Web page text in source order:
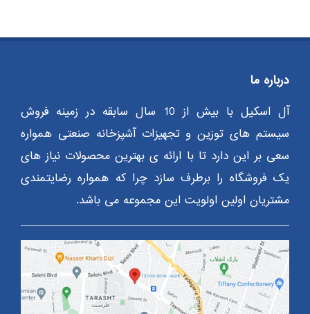
درباره ما
آل اسکیل با بیش از 10 سال سابقه در زمینه فروش
سیستم های توزین و تجهیزات آشپزخانه صنعتی همواره
سعی بر این دارد تا با ارائه ی بهترین محصولات نیاز های
یک فروشگاه را برطرف سازد چرا که همواره رضایتمندی
مشتریان اولین اولویت این مجموعه می باشد.